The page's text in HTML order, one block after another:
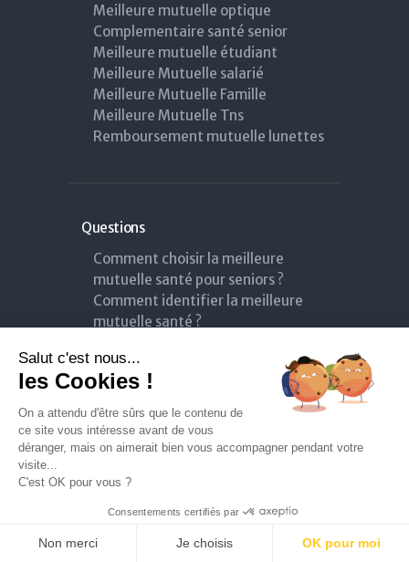
Meilleure mutuelle optique
Complementaire santé senior
Meilleure mutuelle étudiant
Meilleure Mutuelle salarié
Meilleure Mutuelle Famille
Meilleure Mutuelle Tns
Remboursement mutuelle lunettes
Questions
Comment choisir la meilleure
mutuelle santé pour seniors ?
Comment identifier la meilleure
mutuelle santé ?
offres de Mutuelle pour retraité ?
Remboursement mutuelle lunettes
Comment choisir la meilleure
mutuelle santé pour seniors ?
Comment choisir la meilleure
Comment trouver la meilleure
assurance habitation ?
Salut c'est nous...
les Cookies !
On a attendu d'être sûrs que le contenu de
ce site vous intéresse avant de vous
déranger, mais on aimerait bien vous accompagner pendant votre
visite...
C'est OK pour vous ?
Consentements certifiés par
Non merci Je choisis OK pour moi